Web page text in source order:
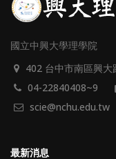
國立中興大學理學院
402 台中市南區興
04-22840408~9
scie@nchu.edu.tw
最新消息